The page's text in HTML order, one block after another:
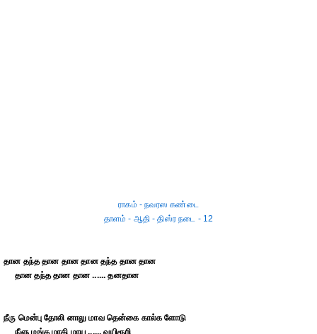
ராகம் - நவரஸ கண்டை
தாளம் - ஆதி - திஸ்ர நடை - 12
தான தந்த தான தான தான தந்த தான தான
தான தந்த தான தான ...... தனதான
நீரு மென்பு தோலி னாலு மாவ தென்கை கால்க ளோடு
நீளு மங்க மாகி மாய ...... வுயிரூறி